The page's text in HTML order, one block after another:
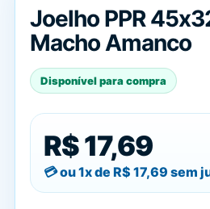
Joelho PPR
Macho Amanco
Disponível para compra
R$ 17,69
ou 1x de R$ 17,69 sem